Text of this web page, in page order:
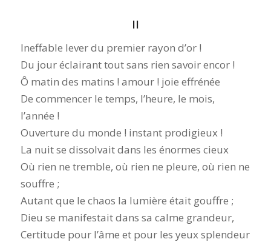
II
Ineffable lever du premier rayon d’or !
Du jour éclairant tout sans rien savoir encor !
Ô matin des matins ! amour ! joie effrénée
De commencer le temps, l’heure, le mois,
l’année !
Ouverture du monde ! instant prodigieux !
La nuit se dissolvait dans les énormes cieux
Où rien ne tremble, où rien ne pleure, où rien ne
souffre ;
Autant que le chaos la lumière était gouffre ;
Dieu se manifestait dans sa calme grandeur,
Certitude pour l’âme et pour les yeux splendeur